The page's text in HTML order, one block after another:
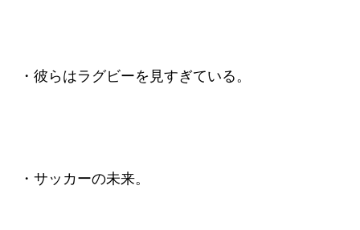
・彼らはラグビーを見すぎている。
・サッカーの未来。